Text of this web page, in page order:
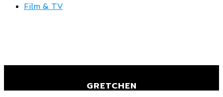
Film & TV
GRETCHEN